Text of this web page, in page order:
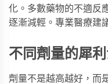
化。多數藥物的不適反
逐漸減輕。專業醫療建
不同劑量的犀
劑量不是越高越好，而